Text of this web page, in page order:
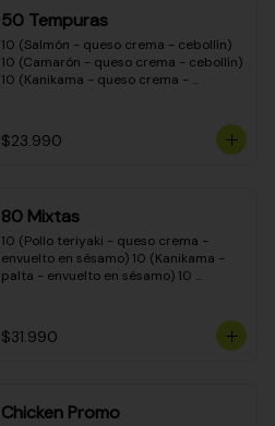
50 Tempuras
10 (Salmón - queso crema - cebollín)
10 (Camarón - queso crema - cebollín)
10 (Kanikama - queso crema -
crema - cebollín)
$23.990
80 Mixtas
10 (Pollo teriyaki - queso crema -
envuelto en sésamo) 10 (Kanikama -
palta - envuelto en sésamo) 10
envuelto en queso crema) 10
(Camarón - queso crema - cebollín -
teriyaki - queso crema - cebollín -
$31.990
Chicken Promo